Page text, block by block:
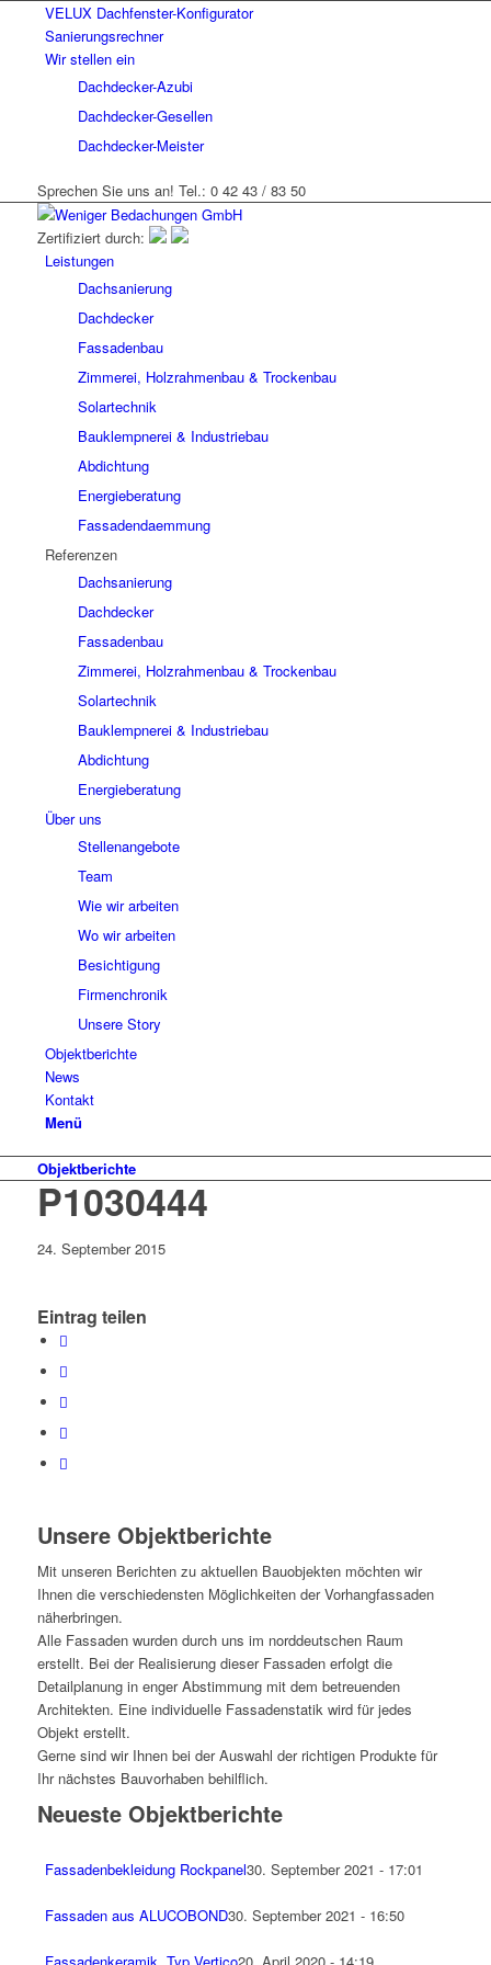
VELUX Dachfenster-Konfigurator
Sanierungsrechner
Wir stellen ein
Dachdecker-Azubi
Dachdecker-Gesellen
Dachdecker-Meister
Sprechen Sie uns an! Tel.: 0 42 43 / 83 50
Zertifiziert durch:
Leistungen
Dachsanierung
Dachdecker
Fassadenbau
Zimmerei, Holzrahmenbau & Trockenbau
Solartechnik
Bauklempnerei & Industriebau
Abdichtung
Energieberatung
Fassadendaemmung
Referenzen
Dachsanierung
Dachdecker
Fassadenbau
Zimmerei, Holzrahmenbau & Trockenbau
Solartechnik
Bauklempnerei & Industriebau
Abdichtung
Energieberatung
Über uns
Stellenangebote
Team
Wie wir arbeiten
Wo wir arbeiten
Besichtigung
Firmenchronik
Unsere Story
Objektberichte
News
Kontakt
Menü
Objektberichte
P1030444
24. September 2015
Eintrag teilen
Unsere Objektberichte
Mit unseren Berichten zu aktuellen Bauobjekten möchten wir
Ihnen die verschiedensten Möglichkeiten der Vorhangfassaden
näherbringen.
Alle Fassaden wurden durch uns im norddeutschen Raum
erstellt. Bei der Realisierung dieser Fassaden erfolgt die
Detailplanung in enger Abstimmung mit dem betreuenden
Architekten. Eine individuelle Fassadenstatik wird für jedes
Objekt erstellt.
Gerne sind wir Ihnen bei der Auswahl der richtigen Produkte für
Ihr nächstes Bauvorhaben behilflich.
Neueste Objektberichte
Fassadenbekleidung Rockpanel30. September 2021 - 17:01
Fassaden aus ALUCOBOND30. September 2021 - 16:50